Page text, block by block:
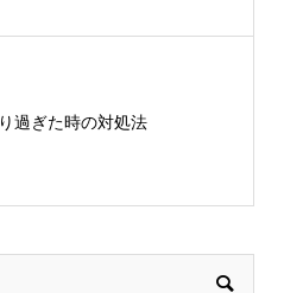
過ぎた時の対処法